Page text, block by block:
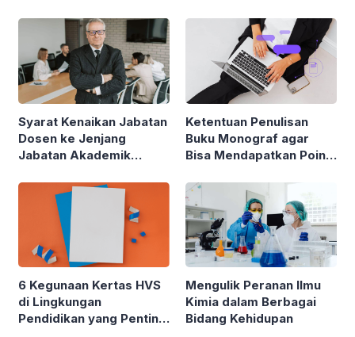
Syarat Kenaikan Jabatan
Dosen ke Jenjang
Jabatan Akademik
Ketentuan Penulisan
Buku Monograf agar
Bisa Mendapatkan Poin
6 Kegunaan Kertas HVS
di Lingkungan
Pendidikan yang Penting
Mengulik Peranan Ilmu
Kimia dalam Berbagai
Bidang Kehidupan